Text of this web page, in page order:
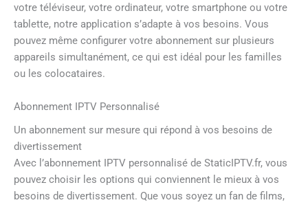
votre téléviseur, votre ordinateur, votre smartphone ou votre
tablette, notre application s’adapte à vos besoins. Vous
pouvez même configurer votre abonnement sur plusieurs
appareils simultanément, ce qui est idéal pour les familles
ou les colocataires.
Abonnement IPTV Personnalisé
Un abonnement sur mesure qui répond à vos besoins de
divertissement
Avec l’abonnement IPTV personnalisé de StaticIPTV.fr, vous
pouvez choisir les options qui conviennent le mieux à vos
besoins de divertissement. Que vous soyez un fan de films,